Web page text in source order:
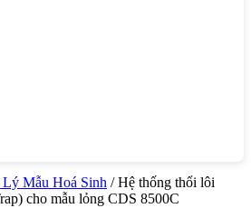
Mẫu Hoá Sinh / Hệ thống thổi lôi
cho mẫu lỏng CDS 8500C